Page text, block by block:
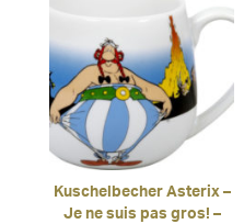
Kuschelbecher Asterix –
Je ne suis pas gros! –